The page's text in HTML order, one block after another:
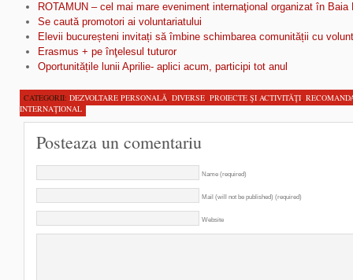
ROTAMUN – cel mai mare eveniment internaţional organizat în Baia
Se caută promotori ai voluntariatului
Elevii bucureșteni invitați să îmbine schimbarea comunității cu
Erasmus + pe înţelesul tuturor
Oportunitățile lunii Aprilie- aplici acum, participi tot anul
CATEGORII: DEZVOLTARE PERSONALĂ, DIVERSE, PROIECTE ŞI ACTIVITĂŢI,
INTERNAŢIONAL
Posteaza un comentariu
Name (required)
Mail (will not be published) (required)
Website